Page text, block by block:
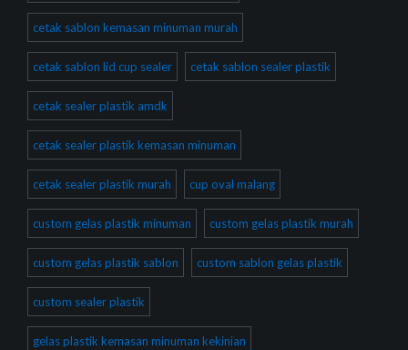
cetak sablon kemasan minuman murah
cetak sablon lid cup sealer cetak sablon sealer plastik
cetak sealer plastik amdk
cetak sealer plastik kemasan minuman
cetak sealer plastik murah cup oval malang
custom gelas plastik minuman custom gelas plastik murah
custom gelas plastik sablon custom sablon gelas plastik
custom sealer plastik
gelas plastik kemasan minuman kekinian